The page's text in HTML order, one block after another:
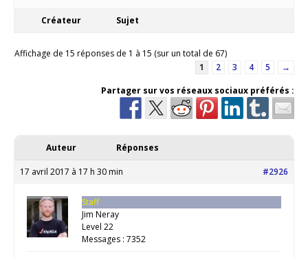
Créateur Sujet
Affichage de 15 réponses de 1 à 15 (sur un total de 67)
1
2 3 4 5
→
Partager sur vos réseaux sociaux préférés :
Auteur Réponses
17 avril 2017 à 17 h 30 min #2926
Staff
Jim Neray
Level 22
Messages : 7352